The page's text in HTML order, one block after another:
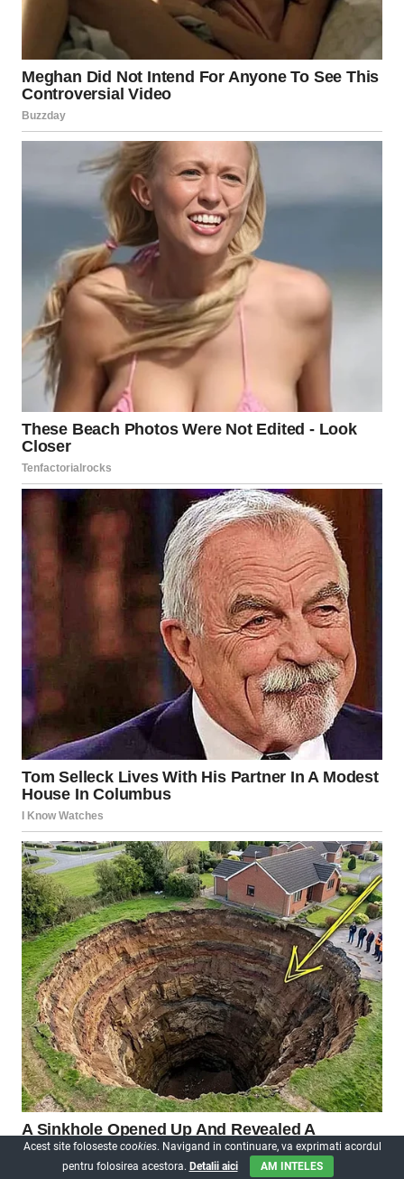
Acest site foloseste cookies. Navigand in continuare, va exprimati acordul
pentru folosirea acestora. Detalii aici AM INTELES